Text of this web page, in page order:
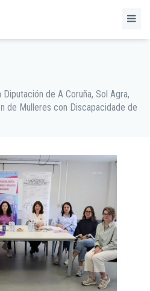
de A Coruña, Sol Agra,
de Mulleres con Discapacidade de